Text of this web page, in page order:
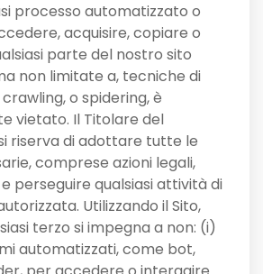
processo automatizzato o
acquisire, copiare o
parte del nostro sito
non limitate a, tecniche di
o spidering, è
vietato. Il Titolare del
riserva di adottare tutte le
comprese azioni legali,
perseguire qualsiasi attività di
Utilizzando il Sito,
terzo si impegna a non: (i)
automatizzati, come bot,